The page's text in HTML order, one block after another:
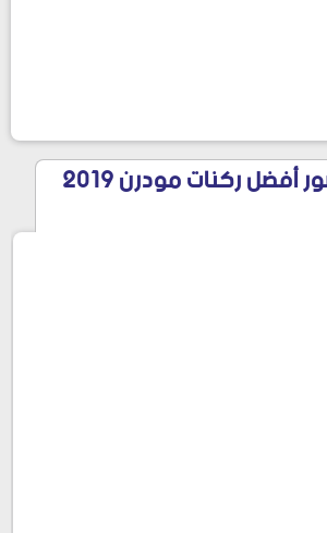
كتالوج صور أفضل ركنات مودرن 2019